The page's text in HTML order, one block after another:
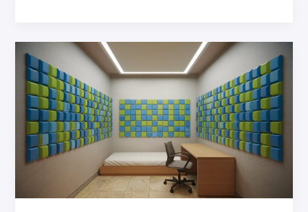
Obývacího
Pokoje
2026:
Moderní
Inspirace